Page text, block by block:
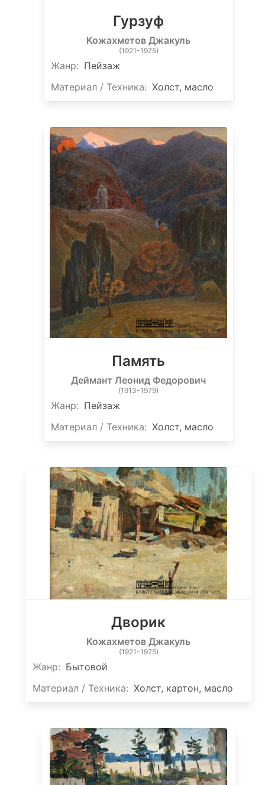
Гурзуф
Кожахметов Джакуль
(1921-1975)
Жанр: Пейзаж
Материал / Техника: Холст, масло
Память
Деймант Леонид Федорович
(1913-1979)
Жанр: Пейзаж
Материал / Техника: Холст, масло
Дворик
Кожахметов Джакуль
(1921-1975)
Жанр: Бытовой
Материал / Техника: Холст, картон, масло